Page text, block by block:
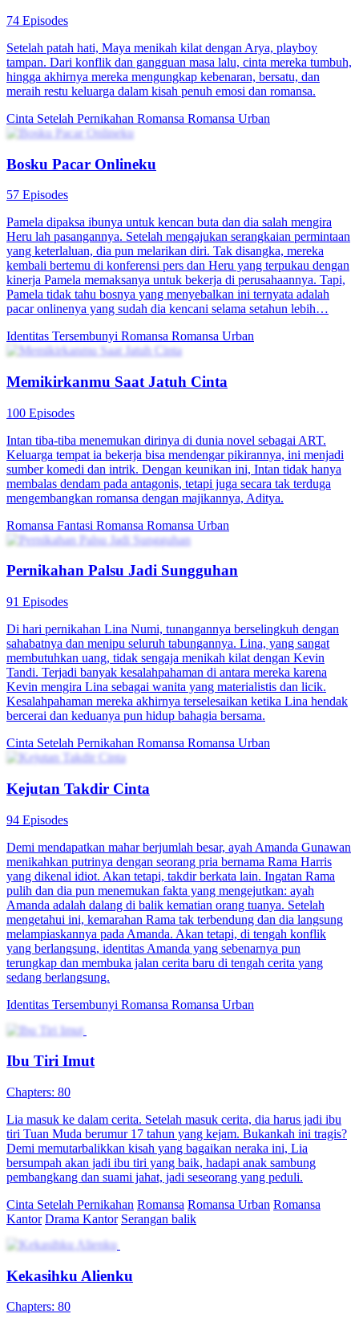
74 Episodes
Setelah patah hati, Maya menikah kilat dengan Arya, playboy
tampan. Dari konflik dan gangguan masa lalu, cinta mereka tumbuh,
hingga akhirnya mereka mengungkap kebenaran, bersatu, dan
meraih restu keluarga dalam kisah penuh emosi dan romansa.
Cinta Setelah Pernikahan Romansa Romansa Urban
Bosku Pacar Onlineku
57 Episodes
Pamela dipaksa ibunya untuk kencan buta dan dia salah mengira
Heru lah pasangannya. Setelah mengajukan serangkaian permintaan
yang keterlaluan, dia pun melarikan diri. Tak disangka, mereka
kembali bertemu di konferensi pers dan Heru yang terpukau dengan
kinerja Pamela memaksanya untuk bekerja di perusahaannya. Tapi,
Pamela tidak tahu bosnya yang menyebalkan ini ternyata adalah
pacar onlinenya yang sudah dia kencani selama setahun lebih…
Identitas Tersembunyi Romansa Romansa Urban
Memikirkanmu Saat Jatuh Cinta
100 Episodes
Intan tiba-tiba menemukan dirinya di dunia novel sebagai ART.
Keluarga tempat ia bekerja bisa mendengar pikirannya, ini menjadi
sumber komedi dan intrik. Dengan keunikan ini, Intan tidak hanya
membalas dendam pada antagonis, tetapi juga secara tak terduga
mengembangkan romansa dengan majikannya, Aditya.
Romansa Fantasi Romansa Romansa Urban
Pernikahan Palsu Jadi Sungguhan
91 Episodes
Di hari pernikahan Lina Numi, tunangannya berselingkuh dengan
sahabatnya dan menipu seluruh tabungannya. Lina, yang sangat
membutuhkan uang, tidak sengaja menikah kilat dengan Kevin
Tandi. Terjadi banyak kesalahpahaman di antara mereka karena
Kevin mengira Lina sebagai wanita yang materialistis dan licik.
Kesalahpahaman mereka akhirnya terselesaikan ketika Lina hendak
bercerai dan keduanya pun hidup bahagia bersama.
Cinta Setelah Pernikahan Romansa Romansa Urban
Kejutan Takdir Cinta
94 Episodes
Demi mendapatkan mahar berjumlah besar, ayah Amanda Gunawan
menikahkan putrinya dengan seorang pria bernama Rama Harris
yang dikenal idiot. Akan tetapi, takdir berkata lain. Ingatan Rama
pulih dan dia pun menemukan fakta yang mengejutkan: ayah
Amanda adalah dalang di balik kematian orang tuanya. Setelah
mengetahui ini, kemarahan Rama tak terbendung dan dia langsung
melampiaskannya pada Amanda. Akan tetapi, di tengah konflik
yang berlangsung, identitas Amanda yang sebenarnya pun
terungkap dan membuka jalan cerita baru di tengah cerita yang
sedang berlangsung.
Identitas Tersembunyi Romansa Romansa Urban
Ibu Tiri Imut
Chapters: 80
Lia masuk ke dalam cerita. Setelah masuk cerita, dia harus jadi ibu
tiri Tuan Muda berumur 17 tahun yang kejam. Bukankah ini tragis?
Demi memutarbalikkan kisah yang bagaikan neraka ini, Lia
bersumpah akan jadi ibu tiri yang baik, hadapi anak sambung
pembangkang dan suami jahat, jadi seseorang yang peduli.
Cinta Setelah Pernikahan Romansa Romansa Urban Romansa
Kantor Drama Kantor Serangan balik
Kekasihku Alienku
Chapters: 80